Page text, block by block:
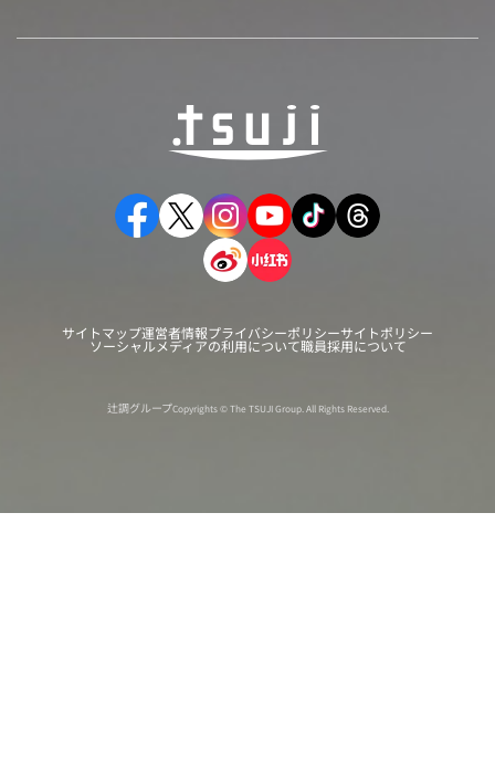
サイトマップ運営者情報プライバシーポリシーサイトポリシー
ソーシャルメディアの利用について職員採用について
辻調グループCopyrights © The TSUJI Group. All Rights Reserved.